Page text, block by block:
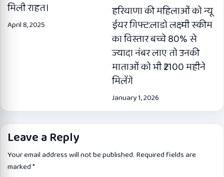
मिली राहत।
April 8, 2025
हरियाणा की महिलाओं को न्यू
ईयर गिफ्ट:लाडो लक्ष्मी स्कीम
का विस्तार बच्चे 80% से
ज्यादा नंबर लाए तो उनकी
माताओं को भी ₹2100 महीने
मिलेंगे
January 1, 2026
Leave a Reply
Your email address will not be published. Required fields are
marked*